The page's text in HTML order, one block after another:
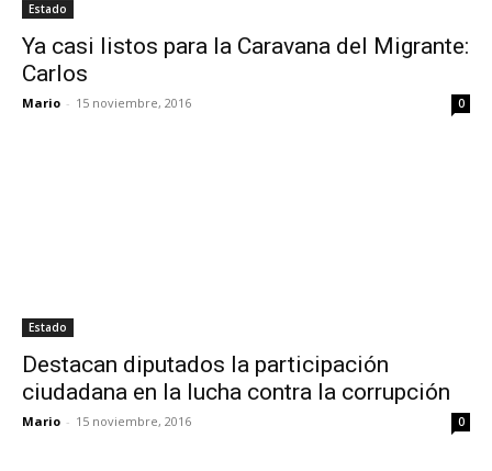
Estado
Ya casi listos para la Caravana del Migrante:
Carlos
Mario - 15 noviembre, 2016 0
Estado
Destacan diputados la participación
ciudadana en la lucha contra la corrupción
Mario - 15 noviembre, 2016 0